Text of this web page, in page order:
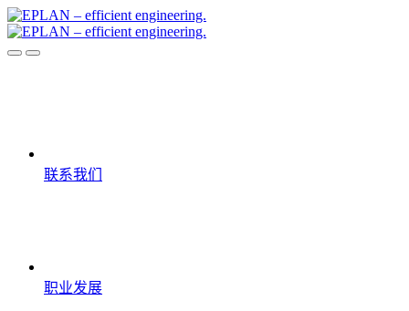
联系我们
职业发展